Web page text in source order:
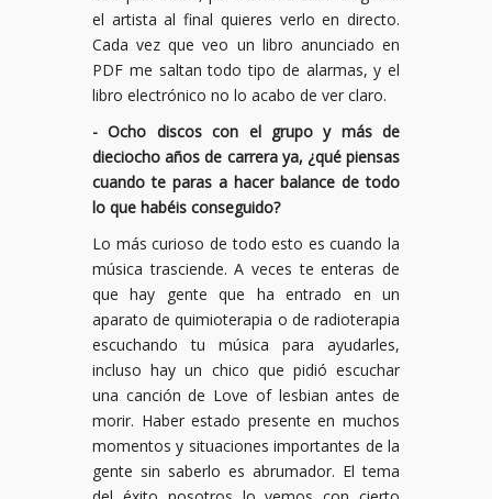
el artista al final quieres verlo en directo.
Cada vez que veo un libro anunciado en
PDF me saltan todo tipo de alarmas, y el
libro electrónico no lo acabo de ver claro.
- Ocho discos con el grupo y más de
dieciocho años de carrera ya, ¿qué piensas
cuando te paras a hacer balance de todo
lo que habéis conseguido?
Lo más curioso de todo esto es cuando la
música trasciende. A veces te enteras de
que hay gente que ha entrado en un
aparato de quimioterapia o de radioterapia
escuchando tu música para ayudarles,
incluso hay un chico que pidió escuchar
una canción de Love of lesbian antes de
morir. Haber estado presente en muchos
momentos y situaciones importantes de la
gente sin saberlo es abrumador. El tema